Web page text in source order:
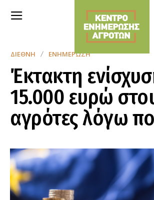
ΔΙΕΘΝΉ ΕΝΗΜΈΡΩΣΗ
Έκτακτη
15.000 ευρώ
αγρότες λόγω